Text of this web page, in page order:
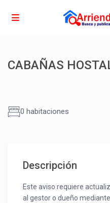
CABAÑAS
0 habitaciones
Descripción
Este aviso requiere
al gestor o dueño